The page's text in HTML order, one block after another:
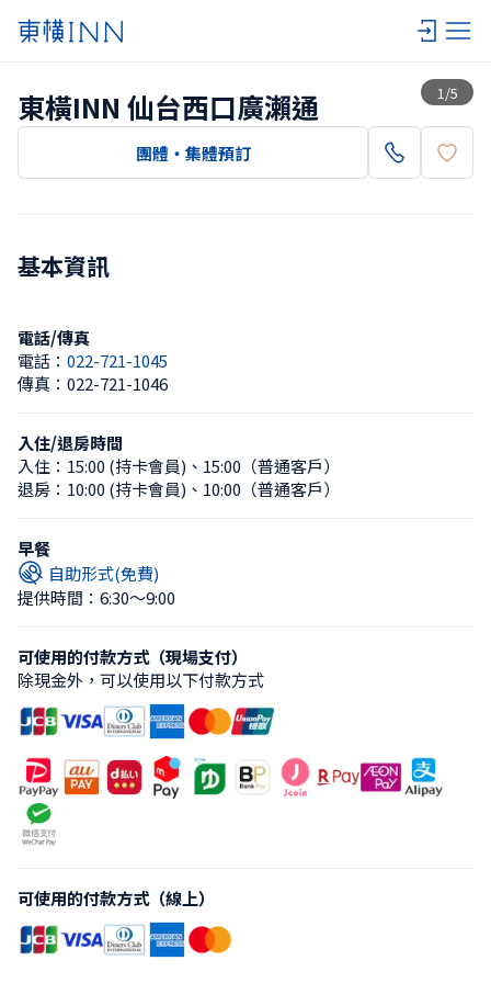
1 /5
查看一覽
東橫INN 仙台西口廣瀨通
團體・集體預訂
基本資訊
電話/傳真
電話： 022-721-1045
傳真： 022-721-1046
入住/退房時間
入住： 15:00 (持卡會員) 、 15:00（普通客戶）
退房： 10:00 (持卡會員) 、 10:00（普通客戶）
早餐
自助形式(免費)
提供時間：6:30〜9:00
可使用的付款方式（現場支付）
除現金外，可以使用以下付款方式
可使用的付款方式（線上）